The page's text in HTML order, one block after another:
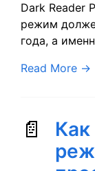
Dark Reader
режим
года, а
Read More →